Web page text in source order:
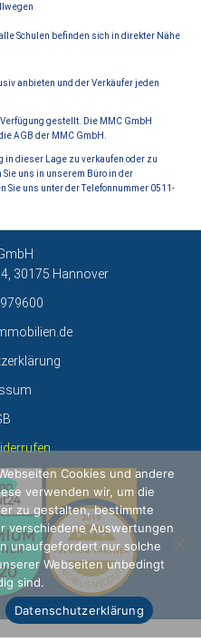
Schulen befinden sich in direkter Nähe
anbieten und der Verkäufer jeden
gestellt. Die MMC GmbH
AGB der MMC GmbH.
in dieser Lage zu verkaufen oder zu
uns in unserem Büro in der
Sie uns unter der Telefonnummer 0511-
30175 Hannover
Cookies und andere
verwenden wir, um die
zu gestalten, bestimmte
verschiedene Auswertungen
unaufgefordert nur solche
Webseiten unbedingt
sind.
Datenschutzerklärung